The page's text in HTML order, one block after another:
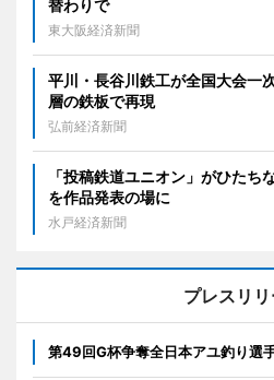
替わりで
東大阪経済新聞
平川・長谷川鉄工が全国大会
層の鉄板で再現
弘前経済新聞
「投稿鉄道ユニオン」がひたち
を作品発表の場に
水戸経済新聞
プレスリ
第49回G杯争奪全日本アユ釣り選